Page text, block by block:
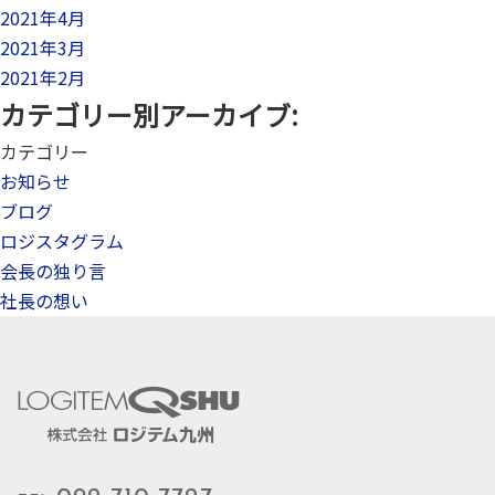
2021年4月
2021年3月
2021年2月
カテゴリー別アーカイブ:
カテゴリー
お知らせ
ブログ
ロジスタグラム
会長の独り言
社長の想い